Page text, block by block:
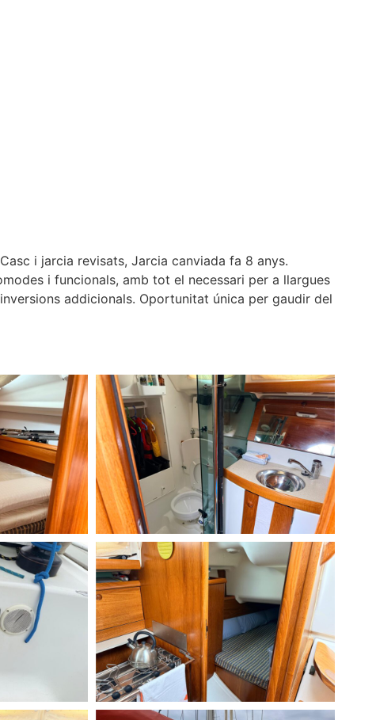
i jarcia revisats, Jarcia canviada fa 8 anys.
i funcionals, amb tot el necessari per a llargues
addicionals. Oportunitat única per gaudir del